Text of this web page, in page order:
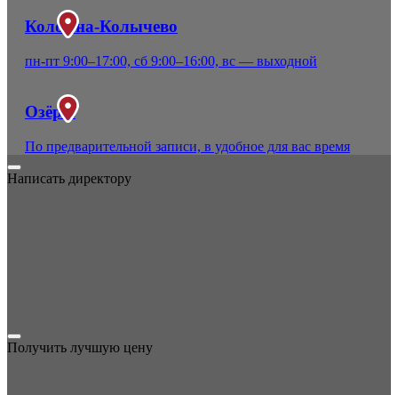
Коломна-Колычево
пн-пт 9:00–17:00, сб 9:00–16:00, вс — выходной
Озёры
По предварительной записи, в удобное для вас время
Написать директору
Получить лучшую цену